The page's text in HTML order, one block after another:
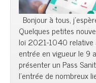
Bonjour à tous,
Quelques petites
loi 2021-1040 relative
entrée en vigueur le 9
présenter un Pass
l’entrée de nombreux